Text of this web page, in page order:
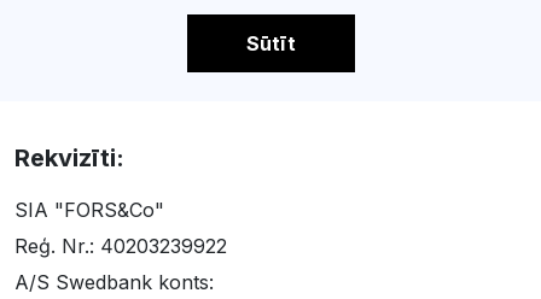
Sūtīt
Rekvizīti:
SIA "FORS&Co"
Reģ. Nr.: 40203239922
A/S Swedbank konts: